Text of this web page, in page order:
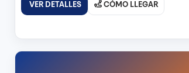
VER DETALLES CÓMO LLEGAR